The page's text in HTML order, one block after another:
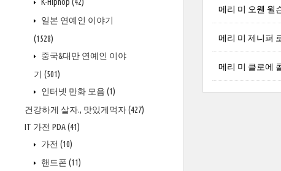
일본 연예인 이야기
(1528)
중국&대만 연예인 이야
기 (501)
인터넷 만화 모음 (1)
건강하게 살자., 맛있게먹자(427)
IT 가전 PDA(41)
가전 (10)
핸드폰 (11)
메리 미 오웬 윌
메리 미 제니퍼
메리 미 클로에